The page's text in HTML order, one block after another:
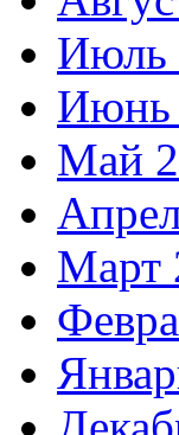
Июль
Июнь
Май
Март